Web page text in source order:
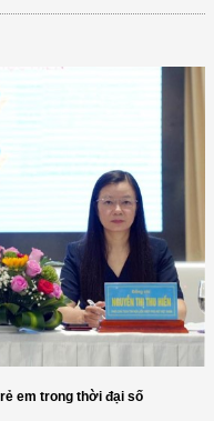
em trong thời đại số